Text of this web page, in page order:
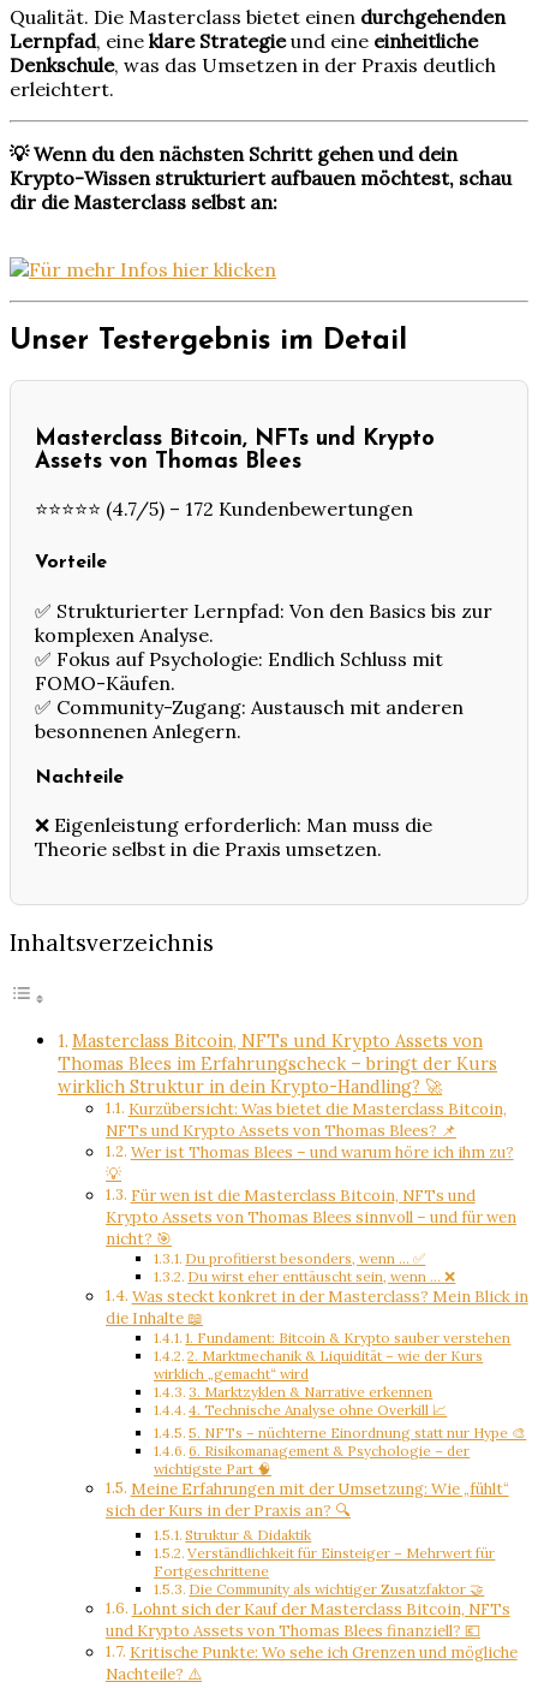
Qualität. Die Masterclass bietet einen durchgehenden
Lernpfad, eine klare Strategieund eine einheitliche
Denkschule, was das Umsetzen in der Praxis deutlich
erleichtert.
💡 Wenn du den nächsten Schritt gehen und dein
Krypto-Wissen strukturiert aufbauen möchtest, schau
dir die Masterclass selbst an:
Unser Testergebnis im Detail
Masterclass Bitcoin, NFTs und Krypto
Assets von Thomas Blees
⭐⭐⭐⭐⭐ (4.7/5) – 172 Kundenbewertungen
Vorteile
✅ Strukturierter Lernpfad: Von den Basics bis zur
komplexen Analyse.
✅ Fokus auf Psychologie: Endlich Schluss mit
FOMO-Käufen.
✅ Community-Zugang: Austausch mit anderen
besonnenen Anlegern.
Nachteile
❌ Eigenleistung erforderlich: Man muss die
Theorie selbst in die Praxis umsetzen.
Inhaltsverzeichnis
Masterclass Bitcoin, NFTs und Krypto Assets von
Thomas Blees im Erfahrungscheck – bringt der Kurs
wirklich Struktur in dein Krypto-Handling? 🚀
Kurzübersicht: Was bietet die Masterclass Bitcoin,
NFTs und Krypto Assets von Thomas Blees? 📌
Wer ist Thomas Blees – und warum höre ich ihm zu?
💡
Für wen ist die Masterclass Bitcoin, NFTs und
Krypto Assets von Thomas Blees sinnvoll – und für wen
nicht? 🎯
Du profitierst besonders, wenn … ✅
Du wirst eher enttäuscht sein, wenn … ❌
Was steckt konkret in der Masterclass? Mein Blick in
die Inhalte 📖
1. Fundament: Bitcoin & Krypto sauber verstehen
2. Marktmechanik & Liquidität – wie der Kurs
wirklich „gemacht“ wird
3. Marktzyklen & Narrative erkennen
4. Technische Analyse ohne Overkill 📈
5. NFTs – nüchterne Einordnung statt nur Hype 🎨
6. Risikomanagement & Psychologie – der
wichtigste Part 🧠
Meine Erfahrungen mit der Umsetzung: Wie „fühlt“
sich der Kurs in der Praxis an? 🔍
Struktur & Didaktik
Verständlichkeit für Einsteiger – Mehrwert für
Fortgeschrittene
Die Community als wichtiger Zusatzfaktor 🤝
Lohnt sich der Kauf der Masterclass Bitcoin, NFTs
und Krypto Assets von Thomas Blees finanziell? 💶
Kritische Punkte: Wo sehe ich Grenzen und mögliche
Nachteile? ⚠️